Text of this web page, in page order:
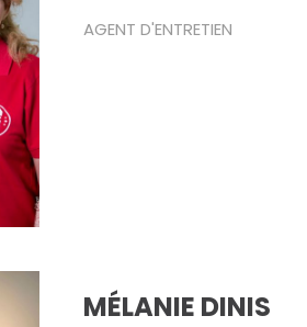
AGENT D'ENTRETIEN
MÉLANIE DINIS